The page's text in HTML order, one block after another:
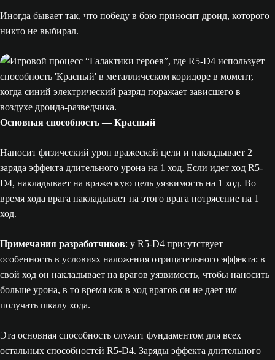
Иногда бывает так, что победу в бою приносит дроид, которого
никто не выбирал.
Основная способность — Красный
Наносит физический урон вражеской цели и накладывает 2
заряда эффекта длительного урона на 1 ход. Если идет ход R5-
D4, накладывает на вражескую цель уязвимость на 1 ход. Во
время хода врага накладывает на этого врага потрясение на 1
ход.
Примечания разработчиков: у R5-D4 присутствует
особенность в условиях наложения отрицательного эффекта: в
свой ход он накладывает на врагов уязвимость, чтобы наносить
больше урона, в то время как в ход врагов он не дает им
получать шкалу хода.
Эта основная способность служит фундаментом для всех
остальных способностей R5-D4. Заряды эффекта длительного